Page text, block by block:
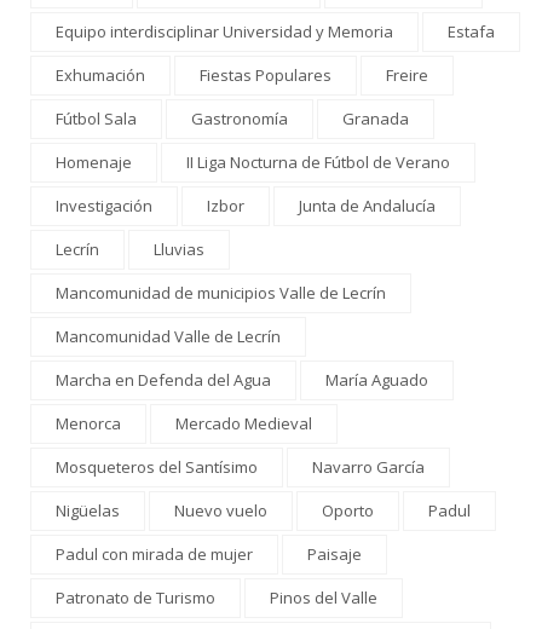
Equipo interdisciplinar Universidad y Memoria
Estafa
Exhumación
Fiestas Populares
Freire
Fútbol Sala
Gastronomía
Granada
Homenaje
II Liga Nocturna de Fútbol de Verano
Investigación
Izbor
Junta de Andalucía
Lecrín
Lluvias
Mancomunidad de municipios Valle de Lecrín
Mancomunidad Valle de Lecrín
Marcha en Defenda del Agua
María Aguado
Menorca
Mercado Medieval
Mosqueteros del Santísimo
Navarro García
Nigüelas
Nuevo vuelo Oporto
Padul
Padul con mirada de mujer
Paisaje
Patronato de Turismo
Pinos del Valle